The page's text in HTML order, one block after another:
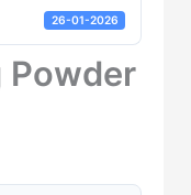
26-01-2026
Powder